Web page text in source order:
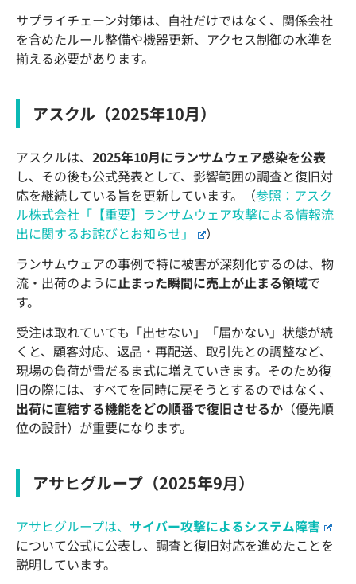
サプライチェーン対策は、自社だけではなく、関係会社
を含めたルール整備や機器更新、アクセス制御の水準を
揃える必要があります。
アスクル（2025年10月）
アスクルは、 2025年10月にランサムウェア感染を公表
し、その後も公式発表として、影響範囲の調査と復旧対
応を継続している旨を更新しています。（参照：アスク
ル株式会社「【重要】ランサムウェア攻撃による情報流
出に関するお詫びとお知らせ」
）
ランサムウェアの事例で特に被害が深刻化するのは、物
流・出荷のように止まった瞬間に売上が止まる領域で
す。
受注は取れていても「出せない」「届かない」状態が続
くと、顧客対応、返品・再配送、取引先との調整など、
現場の負荷が雪だるま式に増えていきます。そのため復
旧の際には、すべてを同時に戻そうとするのではなく、
出荷に直結する機能をどの順番で復旧させるか （優先順
位の設計）が重要になります。
アサヒグループ（2025年9月）
アサヒグループは、 サイバー攻撃によるシステム障害
について公式に公表し、調査と復旧対応を進めたことを
説明しています。